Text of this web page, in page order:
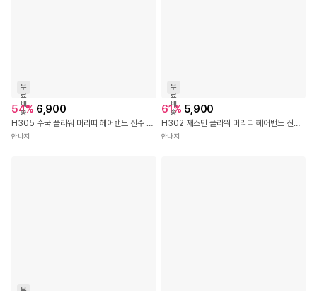
무
료
배
송
54% 6,900
H305 수국 플라워 머리띠 헤어밴드 진주 꽃 초커 목걸이 셀프 웨딩 돌 아이 여아 공주 엄마 선물 커플 머리띠 헤어 밴드
안나지
무
료
배
송
61% 5,900
H302 재스민 플라워 머리띠 헤어밴드 진주 꽃 초커 목걸이 셀프 웨딩 돌 아이 여아 공주 엄마 선물 커플 머리띠 헤어 밴드
안나지